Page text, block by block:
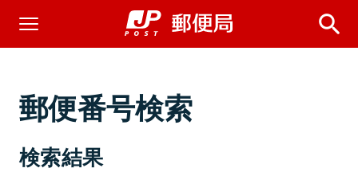
郵便番号検索
検索結果